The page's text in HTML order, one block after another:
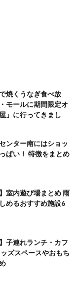
焼くうなぎ食べ放
モールに期間限定オ
」に行ってきまし
ンター南にはショッ
ぱい！ 特徴をまとめ
室内遊び場まとめ 雨
めるおすすめ施設6
子連れランチ・カフ
ズスペースやおもち